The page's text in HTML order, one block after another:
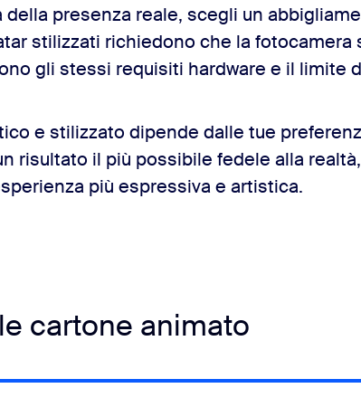
presenza reale, scegli un
stilizzati richiedono che la fotocamera
gli stessi requisiti hardware e il limite
e stilizzato dipende dalle tue
risultato il più possibile fedele alla
più espressiva e artistica.
cartone animato